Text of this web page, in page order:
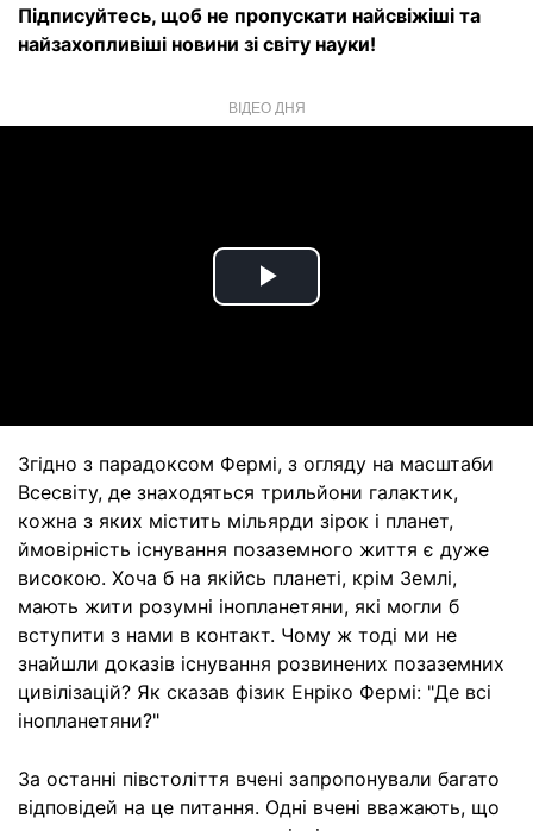
Підписуйтесь, щоб не пропускати найсвіжіші та
найзахопливіші новини зі світу науки!
ВІДЕО ДНЯ
Play
Згідно з парадоксом Фермі, з огляду на масштаби
Всесвіту, де знаходяться трильйони галактик,
кожна з яких містить мільярди зірок і планет,
ймовірність існування позаземного життя є дуже
високою. Хоча б на якійсь планеті, крім Землі,
мають жити розумні інопланетяни, які могли б
вступити з нами в контакт. Чому ж тоді ми не
знайшли доказів існування розвинених позаземних
цивілізацій? Як сказав фізик Енріко Фермі: "Де всі
інопланетяни?"
За останні півстоліття вчені запропонували багато
відповідей на це питання. Одні вчені вважають, що